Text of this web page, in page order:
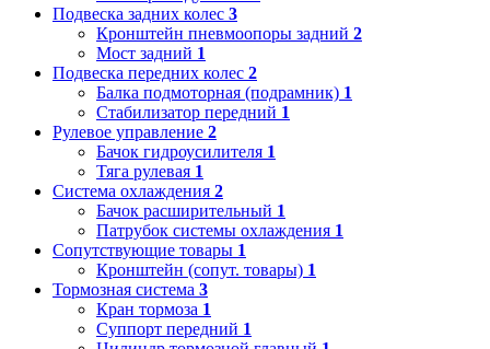
Подвеска задних колес 3
Кронштейн пневмоопоры задний 2
Мост задний 1
Подвеска передних колес 2
Балка подмоторная (подрамник) 1
Стабилизатор передний 1
Рулевое управление 2
Бачок гидроусилителя 1
Тяга рулевая 1
Система охлаждения 2
Бачок расширительный 1
Патрубок системы охлаждения 1
Сопутствующие товары 1
Кронштейн (сопут. товары) 1
Тормозная система 3
Кран тормоза 1
Суппорт передний 1